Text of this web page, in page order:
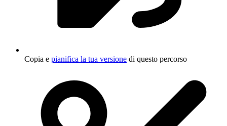
Copia e pianifica la tua versione di questo percorso